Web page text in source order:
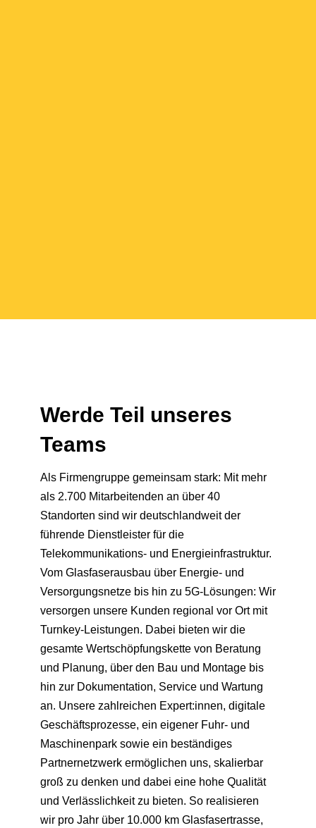
Werde Teil unseres
Teams
Als Firmengruppe gemeinsam stark: Mit mehr
als 2.700 Mitarbeitenden an über 40
Standorten sind wir deutschlandweit der
führende Dienstleister für die
Telekommunikations- und Energieinfrastruktur.
Vom Glasfaserausbau über Energie- und
Versorgungsnetze bis hin zu 5G-Lösungen: Wir
versorgen unsere Kunden regional vor Ort mit
Turnkey-Leistungen. Dabei bieten wir die
gesamte Wertschöpfungskette von Beratung
und Planung, über den Bau und Montage bis
hin zur Dokumentation, Service und Wartung
an. Unsere zahlreichen Expert:innen, digitale
Geschäftsprozesse, ein eigener Fuhr- und
Maschinenpark sowie ein beständiges
Partnernetzwerk ermöglichen uns, skalierbar
groß zu denken und dabei eine hohe Qualität
und Verlässlichkeit zu bieten. So realisieren
wir pro Jahr über 10.000 km Glasfasertrasse,